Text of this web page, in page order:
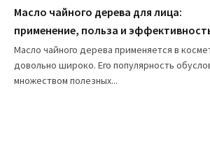
Масло чайного дерева для лица:
применение, польза и
Масло чайного дерева применяется в
довольно широко. Его популярность
множеством полезных...